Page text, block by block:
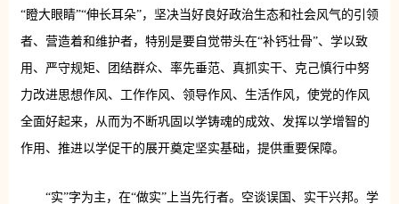
“瞪大眼睛”“伸长耳朵”，坚决当好良好政治生态和社会风气的引领
者、营造着和维护者，特别是要自觉带头在“补钙壮骨”、学以致
用、严守规矩、团结群众、率先垂范、真抓实干、克己慎行中努
力改进思想作风、工作作风、领导作风、生活作风，使党的作风
全面好起来，从而为不断巩固以学铸魂的成效、发挥以学增智的
作用、推进以学促干的展开奠定坚实基础，提供重要保障。
“实”字为主，在“做实”上当先行者。空谈误国、实干兴邦。学